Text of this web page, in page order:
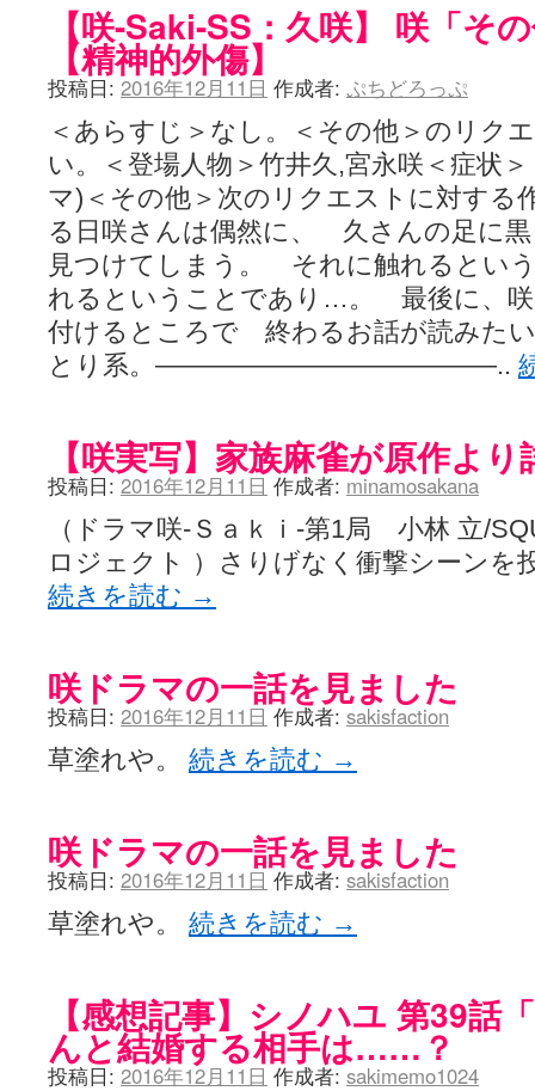
【咲-Saki-SS：久咲】 咲「そ
【精神的外傷】
投稿日: 2016年12月11日 作成者: ぷちどろっぷ
＜あらすじ＞なし。＜その他＞のリク
い。＜登場人物＞竹井久,宮永咲＜症状
マ)＜その他＞次のリクエストに対する
る日咲さんは偶然に、 久さんの足に
見つけてしまう。 それに触れるとい
れるということであり…。 最後に、
付けるところで 終わるお話が読みた
とり系。—————————————..
【咲実写】家族麻雀が原作よ
投稿日: 2016年12月11日 作成者: minamosakana
（ドラマ咲-Ｓａｋｉ-第1局 小林 立/
ロジェクト ）さりげなく衝撃シーン
続きを読む →
咲ドラマの一話を見ました
投稿日: 2016年12月11日 作成者: sakisfaction
草塗れや。 続きを読む →
咲ドラマの一話を見ました
投稿日: 2016年12月11日 作成者: sakisfaction
草塗れや。 続きを読む →
【感想記事】シノハユ 第39話
んと結婚する相手は……？
投稿日: 2016年12月11日 作成者: sakimemo1024